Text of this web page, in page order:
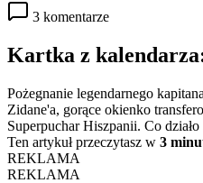
3 komentarze
Kartka z
Pożegnanie legendarnego
Zidane'a, gorące okienko
Superpuchar Hiszpanii. Co
Ten artykuł przeczytasz w 3
REKLAMA
REKLAMA